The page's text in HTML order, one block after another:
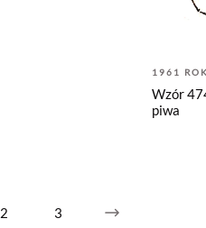
1961
Wzór
piwa
2 3